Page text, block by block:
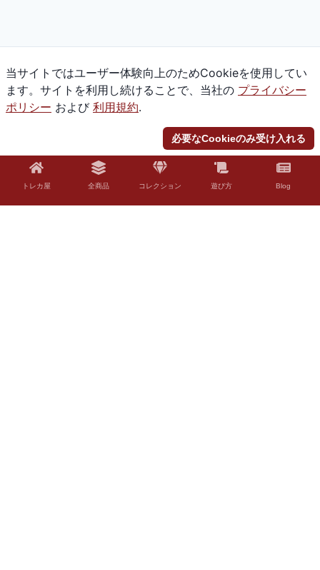
当サイトではユーザー体験向上のためCookieを使用してい
ます。サイトを利用し続けることで、当社の プライバシー
ポリシー および 利用規約.
必要なCookieのみ受け入れる
トレカ屋 全商品 コレクション 遊び方 Blog